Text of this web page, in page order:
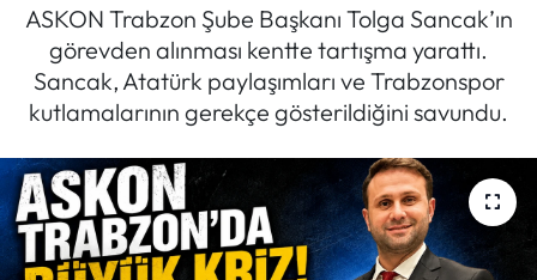
ASKON Trabzon Şube Başkanı Tolga Sancak’ın
görevden alınması kentte tartışma yarattı.
Sancak, Atatürk paylaşımları ve Trabzonspor
kutlamalarının gerekçe gösterildiğini savundu.
Politik Kulis
Dünya
Magazin
Mektup Galeri
Son Dakika Haberleri
Haber Arşivi